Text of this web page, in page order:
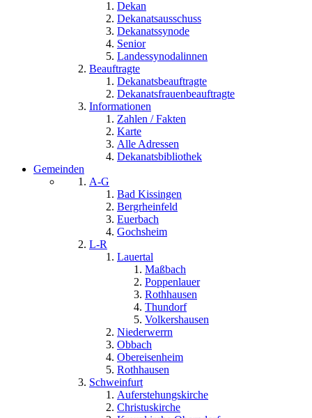
Dekan
Dekanatsausschuss
Dekanatssynode
Senior
Landessynodalinnen
Beauftragte
Dekanatsbeauftragte
Dekanatsfrauenbeauftragte
Informationen
Zahlen / Fakten
Karte
Alle Adressen
Dekanatsbibliothek
Gemeinden
A-G
Bad Kissingen
Bergrheinfeld
Euerbach
Gochsheim
L-R
Lauertal
Maßbach
Poppenlauer
Rothhausen
Thundorf
Volkershausen
Niederwerrn
Obbach
Obereisenheim
Rothhausen
Schweinfurt
Auferstehungskirche
Christuskirche